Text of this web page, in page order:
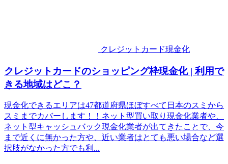
クレジットカード現金化
クレジットカードのショッピング枠現金化 | 利用で
きる地域はどこ？
現金化できるエリアは47都道府県ほぼすべて日本のスミから
スミまでカバーします！！ネット型買い取り現金化業者や、
ネット型キャッシュバック現金化業者が出てきたことで、今
まで近くに無かった方や、近い業者はとても悪い場合など選
択肢がなかった方でも利...